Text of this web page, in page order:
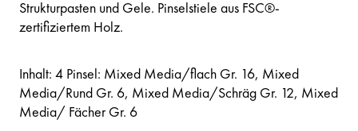
Strukturpasten und Gele. Pinselstiele aus FSC®-
zertifiziertem Holz.
Inhalt: 4 Pinsel: Mixed Media/flach Gr. 16, Mixed
Media/Rund Gr. 6, Mixed Media/Schräg Gr. 12, Mixed
Media/ Fächer Gr. 6